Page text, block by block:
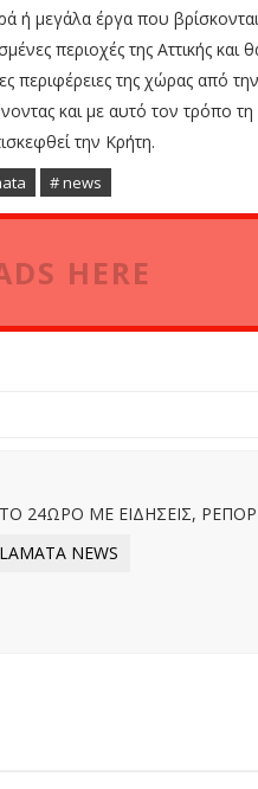
μεγάλα έργα που βρίσκονται
περιοχές της Αττικής και
περιφέρειες της χώρας από
και με αυτό τον τρόπο τη
την Κρήτη.
# news
HERE
24ΩΡΟ ΜΕ ΕΙΔΗΣΕΙΣ,
NEWS